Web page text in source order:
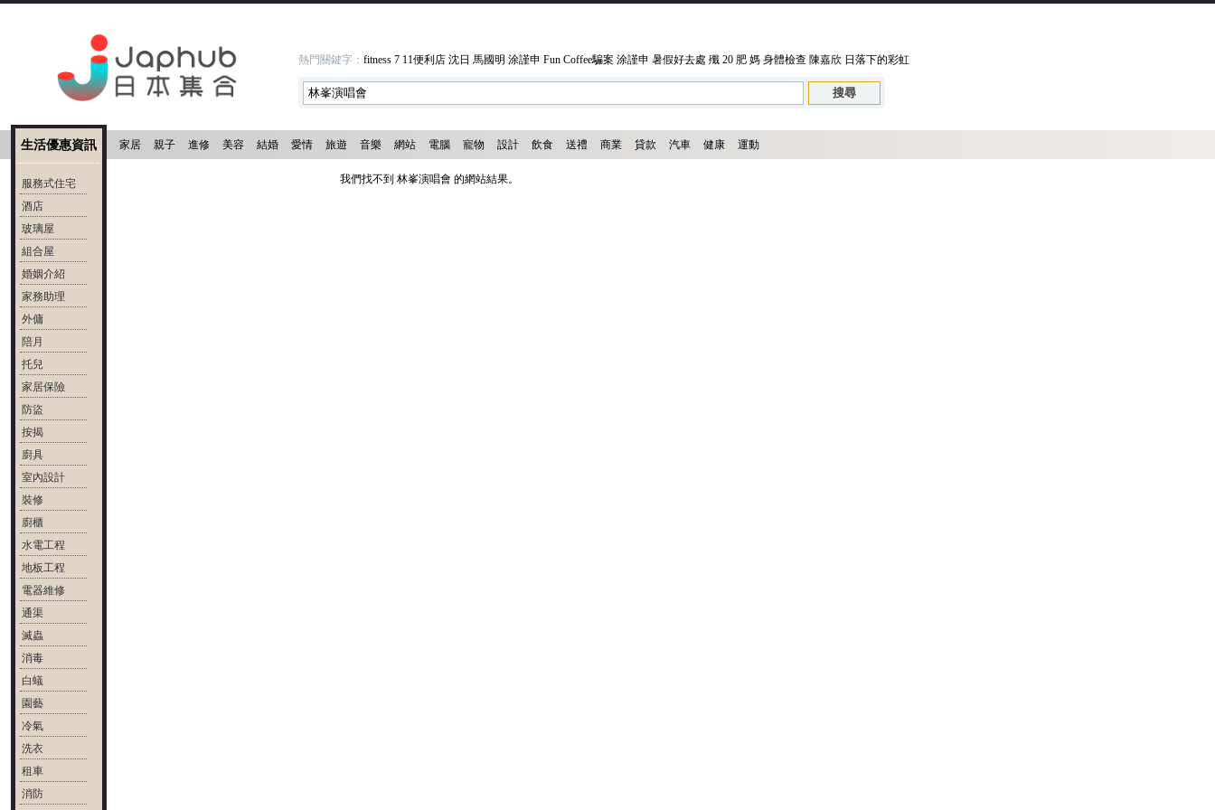
熱門關鍵字： fitness 7 11便利店 沈日 馬國明 涂謹申 Fun Coffee騙案 涂謹申 暑假好去處 殲 20 肥 媽 身體檢查 陳嘉欣 日落下的彩虹
家居 親子 進修 美容 結婚 愛情 旅遊 音樂 網站 電腦 寵物 設計 飲食 送禮 商業 貸款 汽車 健康 運動
生活優惠資訊
服務式住宅
酒店
玻璃屋
組合屋
婚姻介紹
家務助理
外傭
陪月
托兒
家居保險
防盜
按揭
廚具
室內設計
裝修
廚櫃
水電工程
地板工程
電器維修
通渠
滅蟲
消毒
白蟻
園藝
冷氣
洗衣
租車
消防
我們找不到 林峯演唱會 的網站結果。